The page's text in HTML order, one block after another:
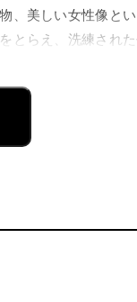
、美しい女性像と
とらえ、洗練され
り親しみやすい題材